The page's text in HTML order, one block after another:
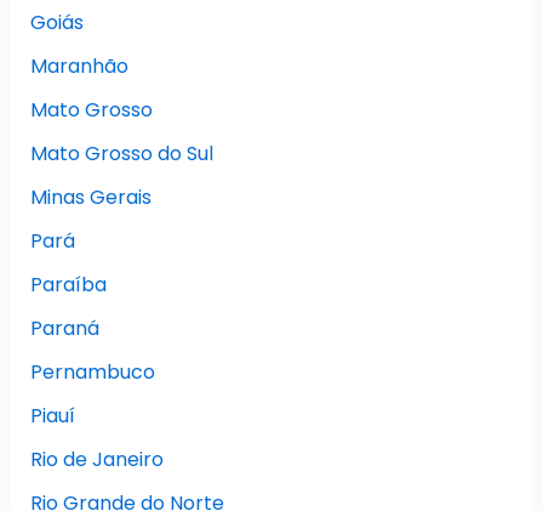
Goiás
Maranhão
Mato Grosso
Mato Grosso do Sul
Minas Gerais
Pará
Paraíba
Paraná
Pernambuco
Piauí
Rio de Janeiro
Rio Grande do Norte